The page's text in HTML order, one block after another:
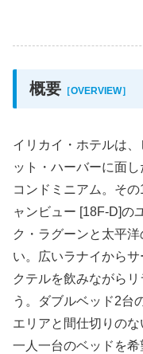
概要 ［OVERVIEW］
イリカイ・ホテルは
ット・ハーバーに面
コンドミニアム。そ
ャンビュー [18F-D]の
ク・ラグーンと太平
い。広いラナイから
クテルを飲みながら
う。ダブルベッド2台
エリアと間仕切りの
一人一台のベッドを